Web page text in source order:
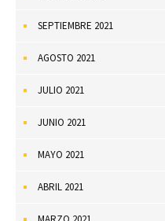
SEPTIEMBRE 2021
AGOSTO 2021
JULIO 2021
JUNIO 2021
MAYO 2021
ABRIL 2021